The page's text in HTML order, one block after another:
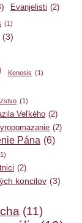
Evanjelisti (2)
(1)
(3)
Kenosis (1)
(1)
Veľkého (2)
(2)
Pána (6)
(2)
koncilov (3)
(11)